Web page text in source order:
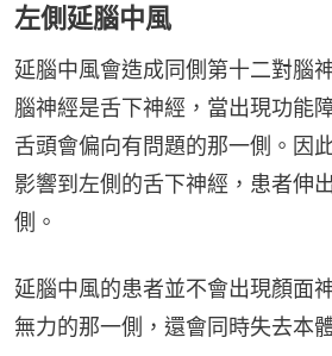
左側延腦中風
延腦中風會造成同側第十二對腦
腦神經是舌下神經，當出現功能
舌頭會偏向有問題的那一側。因
影響到左側的舌下神經，患者伸
側。
延腦中風的患者並不會出現顏面
無力的那一側，還會同時失去本